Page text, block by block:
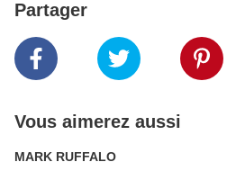
Partager
Vous aimerez aussi
MARK RUFFALO